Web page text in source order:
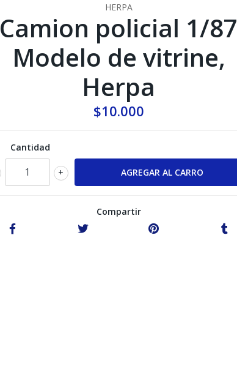
HERPA
Camion policial 1/87
Modelo de vitrine,
Herpa
$10.000
Cantidad
+
Compartir